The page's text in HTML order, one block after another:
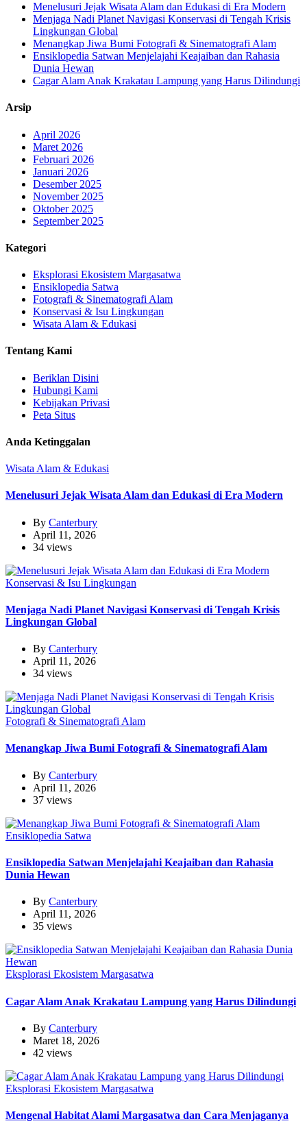
Menelusuri Jejak Wisata Alam dan Edukasi di Era Modern
Menjaga Nadi Planet Navigasi Konservasi di Tengah Krisis
Lingkungan Global
Menangkap Jiwa Bumi Fotografi & Sinematografi Alam
Ensiklopedia Satwan Menjelajahi Keajaiban dan Rahasia
Dunia Hewan
Cagar Alam Anak Krakatau Lampung yang Harus Dilindungi
Arsip
April 2026
Maret 2026
Februari 2026
Januari 2026
Desember 2025
November 2025
Oktober 2025
September 2025
Kategori
Eksplorasi Ekosistem Margasatwa
Ensiklopedia Satwa
Fotografi & Sinematografi Alam
Konservasi & Isu Lingkungan
Wisata Alam & Edukasi
Tentang Kami
Beriklan Disini
Hubungi Kami
Kebijakan Privasi
Peta Situs
Anda Ketinggalan
Wisata Alam & Edukasi
Menelusuri Jejak Wisata Alam dan Edukasi di Era Modern
By Canterbury
April 11, 2026
34 views
Konservasi & Isu Lingkungan
Menjaga Nadi Planet Navigasi Konservasi di Tengah Krisis
Lingkungan Global
By Canterbury
April 11, 2026
34 views
Fotografi & Sinematografi Alam
Menangkap Jiwa Bumi Fotografi & Sinematografi Alam
By Canterbury
April 11, 2026
37 views
Ensiklopedia Satwa
Ensiklopedia Satwan Menjelajahi Keajaiban dan Rahasia
Dunia Hewan
By Canterbury
April 11, 2026
35 views
Eksplorasi Ekosistem Margasatwa
Cagar Alam Anak Krakatau Lampung yang Harus Dilindungi
By Canterbury
Maret 18, 2026
42 views
Eksplorasi Ekosistem Margasatwa
Mengenal Habitat Alami Margasatwa dan Cara Menjaganya